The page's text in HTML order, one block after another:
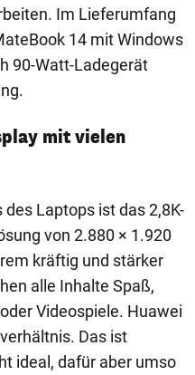
Im Lieferumfang
14 mit Windows
90-Watt-Ladegerät
mit vielen
Laptops ist das 2,8K-
von 2.880 × 1.920
kräftig und stärker
alle Inhalte Spaß,
Videospiele. Huawei
Das ist
ideal, dafür aber umso